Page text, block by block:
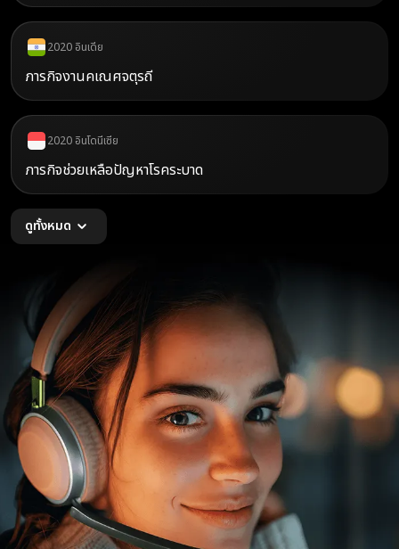
2020 อินเดีย
ภารกิจงานคเณศจตุรถี
2020 อินโดนีเซีย
ภารกิจช่วยเหลือปัญหาโรคระบาด
ดูทั้งหมด